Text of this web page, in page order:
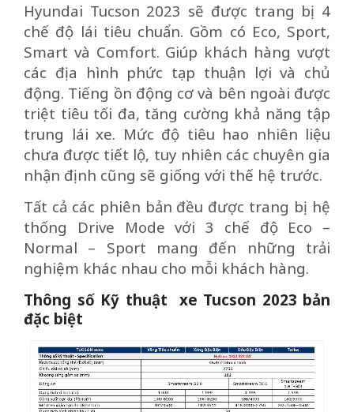
Hyundai Tucson 2023 sẽ được trang bị 4
chế độ lái tiêu chuẩn. Gồm có Eco, Sport,
Smart và Comfort. Giúp khách hàng vượt
các địa hình phức tạp thuận lợi và chủ
động. Tiếng ồn động cơ và bên ngoài được
triệt tiêu tối đa, tăng cường khả năng tập
trung lái xe. Mức độ tiêu hao nhiên liệu
chưa được tiết lộ, tuy nhiên các chuyên gia
nhận định cũng sẽ giống với thế hệ trước.
Tất cả các phiên bản đều được trang bị hệ
thống Drive Mode với 3 chế độ Eco –
Normal – Sport mang đến những trải
nghiệm khác nhau cho mỗi khách hàng.
Thông số Kỹ thuật xe Tucson 2023 bản
đặc biệt